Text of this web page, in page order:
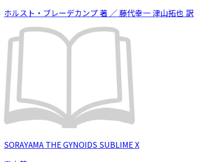
ホルスト・ブレーデカンプ 著 ／ 藤代幸一 津山拓也 訳
SORAYAMA THE GYNOIDS SUBLIME X